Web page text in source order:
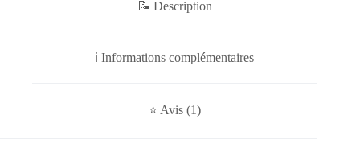
📝 Description
ℹ️ Informations complémentaires
⭐ Avis (1)